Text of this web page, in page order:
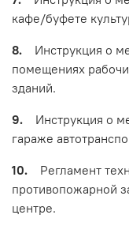
кафе/буфете
8. Инструкция о
помещениях
зданий.
9. Инструкция о
гараже
10. Регламент
противопожарной
центре.